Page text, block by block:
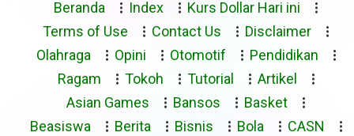
Beranda Index
Kurs Dollar Hari ini
Terms of Use
Contact Us
Disclaimer
Olahraga
Opini Otomotif
Pendidikan
Ragam
Tokoh Tutorial
Artikel
Asian Games
Bansos
Basket
Beasiswa
Berita Bisnis Bola
CASN